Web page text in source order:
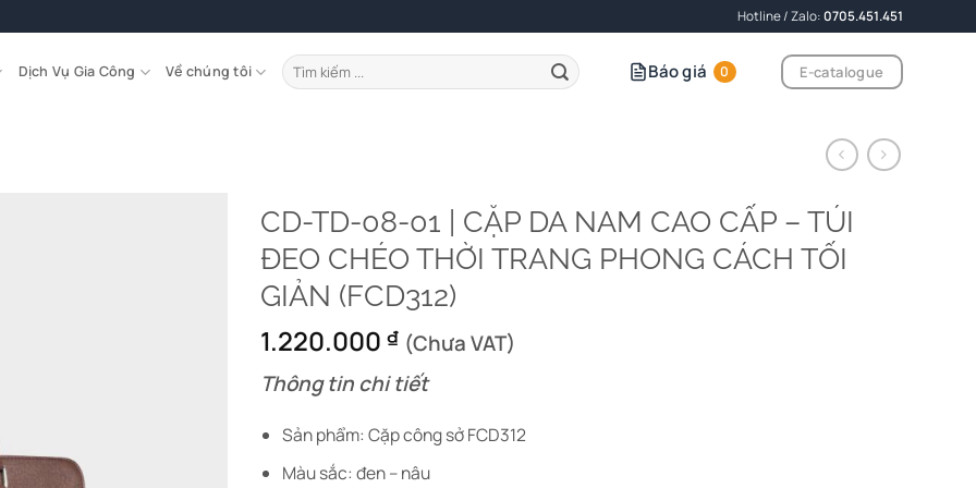
Hotline / Zalo:0705.451.451
Dịch Vụ Gia Công Về chúng tôi
Tìm
kiếm:
Báo giá 0 E-catalogue
CD-TD-08-01 | CẶP DA NAM CAO CẤP – TÚI
ĐEO CHÉO THỜI TRANG PHONG CÁCH TỐI
GIẢN (FCD312)
1.220.000 ₫ (Chưa VAT)
Thông tin chi tiết
Sản phẩm: Cặp công sở FCD312
Màu sắc: đen – nâu